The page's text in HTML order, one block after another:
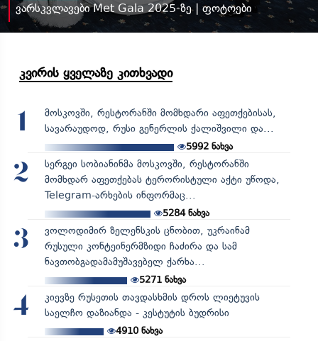
ვარსკვლავები Met Gala 2025-ზე | ფოტოები
კვირის ყველაზე კითხვადი
1
მოსკოვში, რესტორანში მომხდარი აფეთქებისას,
სავარაუდოდ, რუსი გენერლის ქალიშვილი და...
5992 ნახვა
2
სერგეი სობიანინმა მოსკოვში, რესტორანში
მომხდარ აფეთქებას ტერორისტული აქტი უწოდა,
Telegram-არხების ინფორმაც...
5284ნახვა
3
ვოლოდიმირ ზელენსკის ცნობით, უკრაინამ
რუსული კონტეინერმზიდი ჩაძირა და სამ
ნავთობგადამამუშავებელ ქარხა...
5271ნახვა
4
კიევზე რუსეთის თავდასხმის დროს ლიეტუვის
საელჩო დაზიანდა - კესტუტის ბუდრისი
4910ნახვა